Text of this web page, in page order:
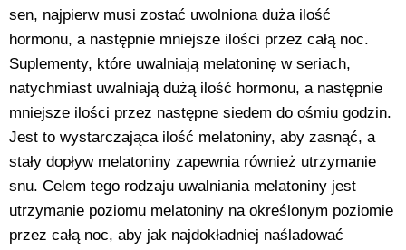
sen, najpierw musi zostać uwolniona duża ilość
hormonu, a następnie mniejsze ilości przez całą noc.
Suplementy, które uwalniają melatoninę w seriach,
natychmiast uwalniają dużą ilość hormonu, a następnie
mniejsze ilości przez następne siedem do ośmiu godzin.
Jest to wystarczająca ilość melatoniny, aby zasnąć, a
stały dopływ melatoniny zapewnia również utrzymanie
snu. Celem tego rodzaju uwalniania melatoniny jest
utrzymanie poziomu melatoniny na określonym poziomie
przez całą noc, aby jak najdokładniej naśladować